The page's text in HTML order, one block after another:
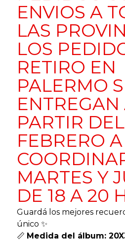
ENVIOS A
LAS
LOS
RETIRO EN
PALERMO
ENTREGAN
PARTIR
FEBRERO A
MARTES Y
DE 18 A 20
Guardá los mejores
único ✨
📏 Medida del álbum: